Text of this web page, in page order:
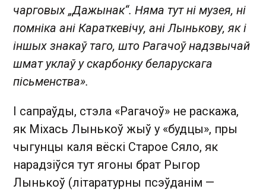
чарговых „Дажынак“. Няма тут ні музея, ні
помніка ані Караткевічу, ані Лынькову, як і
іншых знакаў таго, што Рагачоў надзвычай
шмат уклаў у скарбонку беларускага
пісьменства».
І сапраўды, стэла «Рагачоў» не раскажа,
як Міхась Лынькоў жыў у «будцы», пры
чыгунцы каля вёскі Старое Сяло, як
нарадзіўся тут ягоны брат Рыгор
Лынькоў (літаратурны псэўданім —